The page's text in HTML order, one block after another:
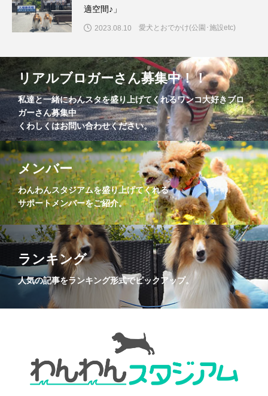
適空間♪」
2023.08.10 愛犬とおでかけ(公園･施設etc)
リアルブロガーさん募集中！！
私達と一緒にわんスタを盛り上げてくれるワンコ大好きブロ
ガーさん募集中
くわしくはお問い合わせください。
メンバー
わんわんスタジアムを盛り上げてくれる
サポートメンバーをご紹介。
ランキング
人気の記事をランキング形式でピックアップ。